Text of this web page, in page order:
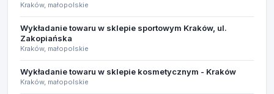
Kraków, małopolskie
Wykładanie towaru w sklepie sportowym Kraków, ul.
Zakopiańska
Kraków, małopolskie
Wykładanie towaru w sklepie kosmetycznym - Kraków
Kraków, małopolskie